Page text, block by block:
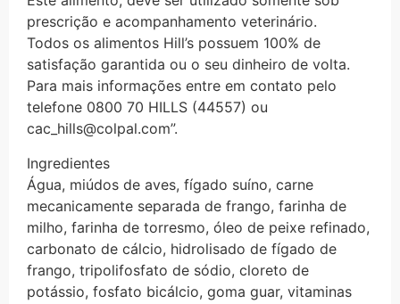
prescrição e acompanhamento veterinário.
Todos os alimentos Hill’s possuem 100% de
satisfação garantida ou o seu dinheiro de volta.
Para mais informações entre em contato pelo
telefone 0800 70 HILLS (44557) ou
cac_hills@colpal.com”.
Ingredientes
Água, miúdos de aves, fígado suíno, carne
mecanicamente separada de frango, farinha de
milho, farinha de torresmo, óleo de peixe refinado,
carbonato de cálcio, hidrolisado de fígado de
frango, tripolifosfato de sódio, cloreto de
potássio, fosfato bicálcio, goma guar, vitaminas